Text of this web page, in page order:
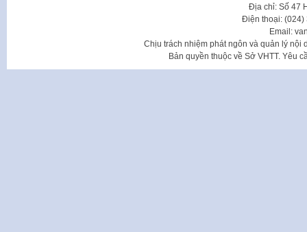
Địa chỉ: Số 47
Điện thoại: (024)
Email:
Chịu trách nhiệm phát ngôn và quản lý nội
Bản quyền thuộc về Sở VHTT. Yêu